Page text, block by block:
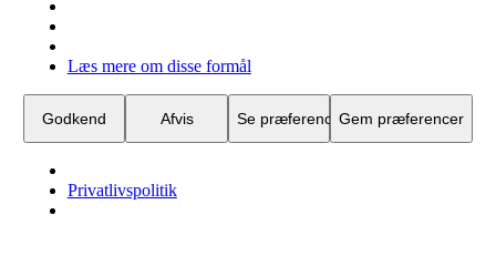
Funktionsdygtig
Præferencer
Statistikker
Statistikker
Marketing
Læs mere om disse formål
Godkend Afvis Se præferencerGem præferencer
Privatlivspolitik